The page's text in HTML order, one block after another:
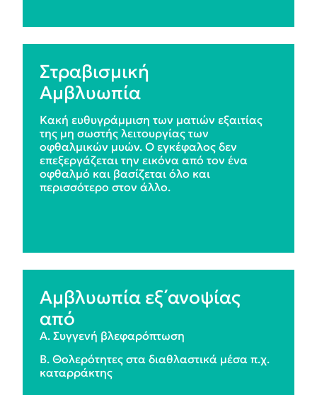
Στραβισμική
Aμβλυωπία
Κακή ευθυγράμμιση των ματιών εξαιτίας
της μη σωστής λειτουργίας των
οφθαλμικών μυών. Ο εγκέφαλος δεν
επεξεργάζεται την εικόνα από τον ένα
οφθαλμό και βασίζεται όλο και
περισσότερο στον άλλο.
Αμβλυωπία εξ΄ανοψίας
από
A. Συγγενή βλεφαρόπτωση
B. Θολερότητες στα διαθλαστικά μέσα π.χ.
καταρράκτης